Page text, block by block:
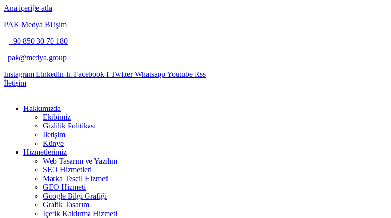
Ana içeriğe atla
PAK Medya Bilişim
+90 850 30 70 180
pak@medya.group
Instagram Linkedin-in Facebook-f Twitter WhatsappYoutube Rss
İletişim
Hakkımızda
Ekibimiz
Gizlilik Politikası
İletişim
Künye
Hizmetlerimiz
Web Tasarım ve Yazılım
SEO Hizmetleri
Marka Tescil Hizmeti
GEO Hizmeti
Google Bilgi Grafiği
Grafik Tasarım
İçerik Kaldırma Hizmeti